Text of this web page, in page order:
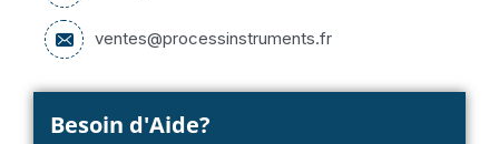
ventes@processinstruments.fr
Besoin d'Aide?